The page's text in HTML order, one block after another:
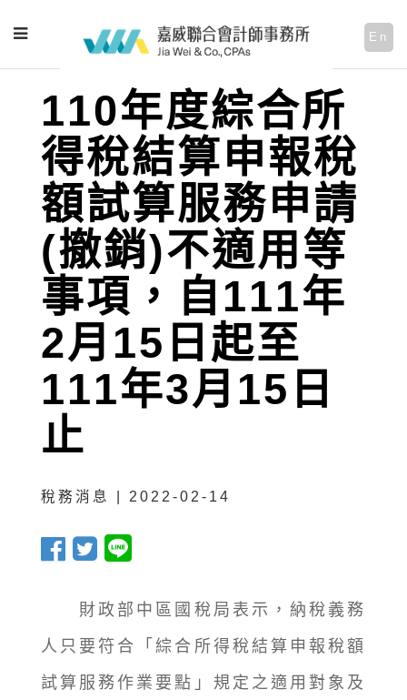
En
110年度綜合所
得稅結算申報稅
額試算服務申請
(撤銷)不適用等
事項，自111年
2月15日起至
111年3月15日
止
稅務消息 | 2022-02-14
財政部中區國稅局表示，納稅義務
人只要符合「綜合所得稅結算申報稅額
試算服務作業要點」規定之適用對象及